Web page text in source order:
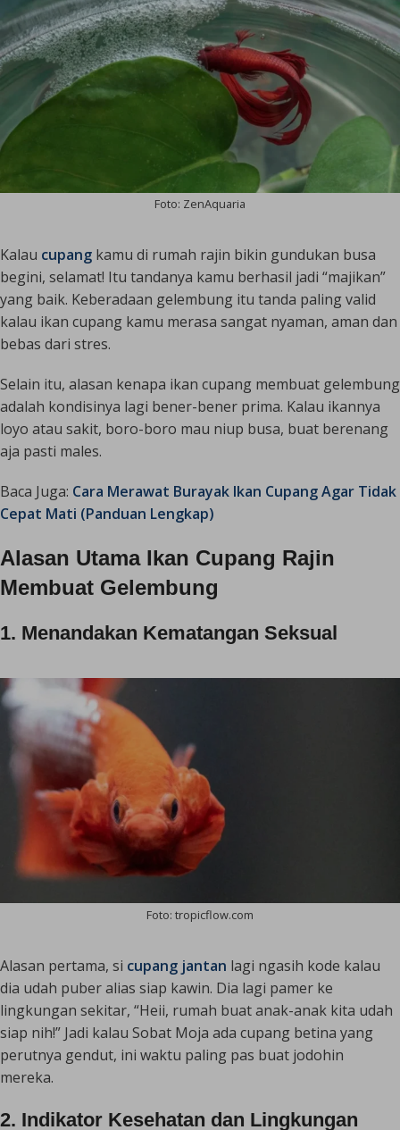
Foto: ZenAquaria
Kalau cupang kamu di rumah rajin bikin gundukan busa
begini, selamat! Itu tandanya kamu berhasil jadi “majikan”
yang baik. Keberadaan gelembung itu tanda paling valid
kalau ikan cupang kamu merasa sangat nyaman, aman dan
bebas dari stres.
Selain itu, alasan kenapa ikan cupang membuat gelembung
adalah kondisinya lagi bener-bener prima. Kalau ikannya
loyo atau sakit, boro-boro mau niup busa, buat berenang
aja pasti males.
Baca Juga: Cara Merawat Burayak Ikan Cupang Agar Tidak
Cepat Mati (Panduan Lengkap)
Alasan Utama Ikan Cupang Rajin
Membuat Gelembung
1. Menandakan Kematangan Seksual
Foto: tropicflow.com
Alasan pertama, si cupang jantan lagi ngasih kode kalau
dia udah puber alias siap kawin. Dia lagi pamer ke
lingkungan sekitar, “Heii, rumah buat anak-anak kita udah
siap nih!” Jadi kalau Sobat Moja ada cupang betina yang
perutnya gendut, ini waktu paling pas buat jodohin
mereka.
2. Indikator Kesehatan dan Lingkungan